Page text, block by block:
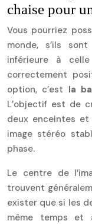
chaise pour
Vous pourriez
monde, s’ils
inférieure à
correctement
option, c’est la
L’objectif est de
deux enceintes
image stéréo
phase.
Le centre de
trouvent
exister que si les
même temps et